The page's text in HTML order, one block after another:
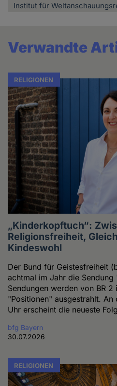
Institut für
Verwandte
RELIGIONEN
„Kinderkopftuch“:
Religionsfreiheit,
Kindeswohl
Der Bund für Geistesfreiheit
achtmal im Jahr die Sendung
Sendungen werden von BR 2
"Positionen" ausgestrahlt.
Uhr erscheint die neueste
bfg Bayern
30.07.2026
RELIGIONEN